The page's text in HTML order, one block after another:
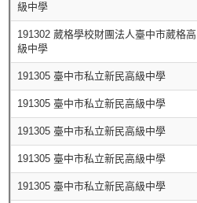
級中學
191302 葳格學校財團法人臺中市葳格高
級中學
191305 臺中市私立新民高級中學
191305 臺中市私立新民高級中學
191305 臺中市私立新民高級中學
191305 臺中市私立新民高級中學
191305 臺中市私立新民高級中學